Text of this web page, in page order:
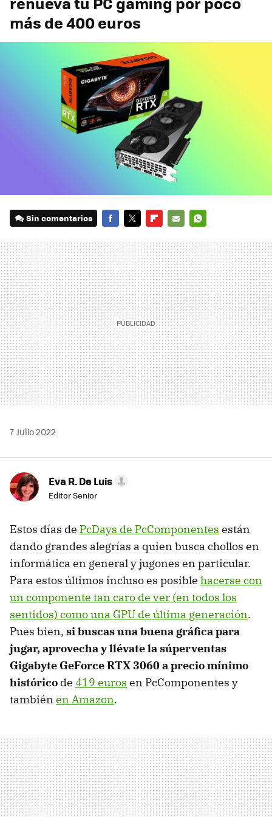
más de 400 euros
Sin comentarios
MAIL
7 Julio 2022
Eva R. De Luis
Editor Senior
Estos días de PcDays de PcComponentes están
dando grandes alegrías a quien busca chollos en
informática en general y jugones en particular.
Para estos últimos incluso es posible hacerse con
un componente tan caro de ver (en todos los
sentidos) como una GPU de última generación.
Pues bien, si buscas una buena gráfica para
jugar, aprovecha y llévate la súperventas
Gigabyte GeForce RTX 3060 a precio mínimo
histórico de 419 euros en PcComponentes y
también en Amazon.